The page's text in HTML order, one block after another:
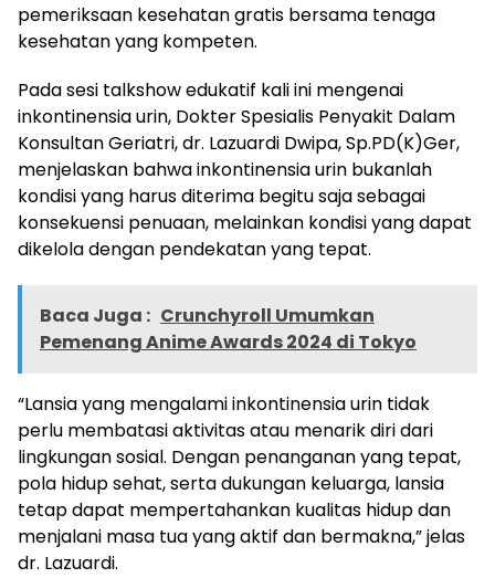
pemeriksaan kesehatan gratis bersama tenaga
kesehatan yang kompeten.
Pada sesi talkshow edukatif kali ini mengenai
inkontinensia urin, Dokter Spesialis Penyakit Dalam
Konsultan Geriatri, dr. Lazuardi Dwipa, Sp.PD(K)Ger,
menjelaskan bahwa inkontinensia urin bukanlah
kondisi yang harus diterima begitu saja sebagai
konsekuensi penuaan, melainkan kondisi yang dapat
dikelola dengan pendekatan yang tepat.
Baca Juga : Crunchyroll Umumkan
Pemenang Anime Awards 2024 di Tokyo
“Lansia yang mengalami inkontinensia urin tidak
perlu membatasi aktivitas atau menarik diri dari
lingkungan sosial. Dengan penanganan yang tepat,
pola hidup sehat, serta dukungan keluarga, lansia
tetap dapat mempertahankan kualitas hidup dan
menjalani masa tua yang aktif dan bermakna,” jelas
dr. Lazuardi.